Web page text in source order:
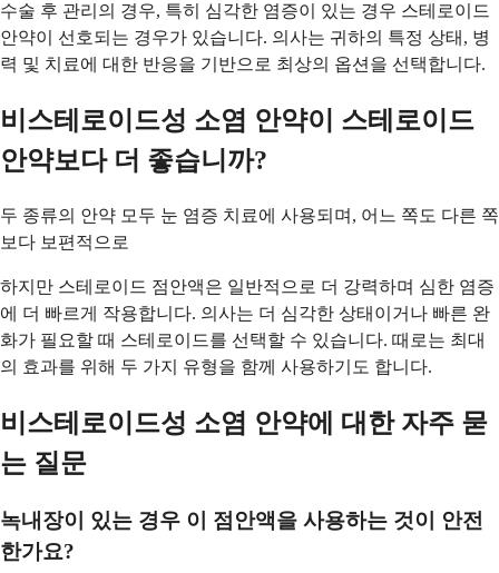
수술 후 관리의 경우, 특히 심각한 염증이 있는 경우 스테로이드
안약이 선호되는 경우가 있습니다. 의사는 귀하의 특정 상태, 병
력 및 치료에 대한 반응을 기반으로 최상의 옵션을 선택합니다.
비스테로이드성 소염 안약이 스테로이드
안약보다 더 좋습니까?
두 종류의 안약 모두 눈 염증 치료에 사용되며, 어느 쪽도 다른 쪽
보다 보편적으로
하지만 스테로이드 점안액은 일반적으로 더 강력하며 심한 염증
에 더 빠르게 작용합니다. 의사는 더 심각한 상태이거나 빠른 완
화가 필요할 때 스테로이드를 선택할 수 있습니다. 때로는 최대
의 효과를 위해 두 가지 유형을 함께 사용하기도 합니다.
비스테로이드성 소염 안약에 대한 자주 묻
는 질문
녹내장이 있는 경우 이 점안액을 사용하는 것이 안전
한가요?